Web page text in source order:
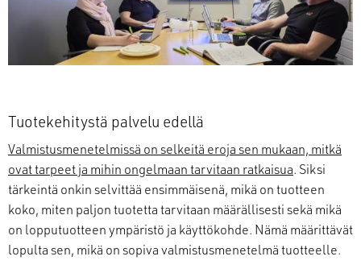
Tuotekehitystä palvelu edellä
Valmistusmenetelmissä on selkeitä eroja sen mukaan, mitkä
ovat tarpeet ja mihin ongelmaan tarvitaan ratkaisua. Siksi
tärkeintä onkin selvittää ensimmäisenä, mikä on tuotteen
koko, miten paljon tuotetta tarvitaan määrällisesti sekä mikä
on lopputuotteen ympäristö ja käyttökohde. Nämä määrittävät
lopulta sen, mikä on sopiva valmistusmenetelmä tuotteelle.